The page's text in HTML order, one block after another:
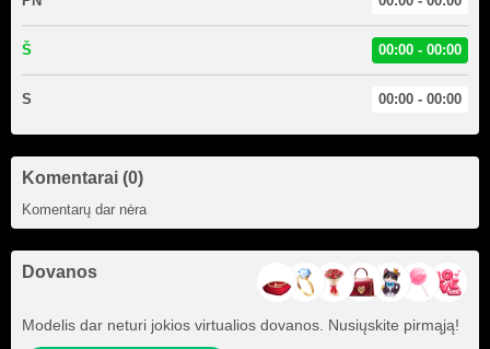
Š 00:00 - 00:00
S 00:00 - 00:00
Komentarai (0)
Komentarų dar nėra
Dovanos
Modelis dar neturi jokios virtualios dovanos. Nusiųskite pirmąją!